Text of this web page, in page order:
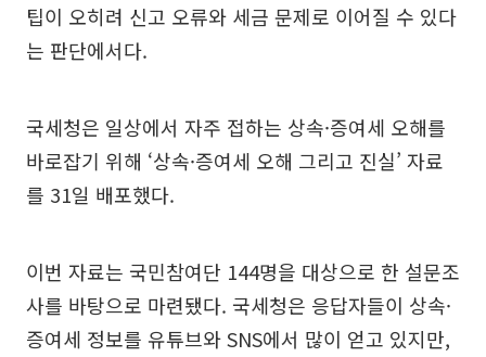
팁이 오히려 신고 오류와 세금 문제로 이어질 수 있다
는 판단에서다.
국세청은 일상에서 자주 접하는 상속·증여세 오해를
바로잡기 위해 ‘상속·증여세 오해 그리고 진실’ 자료
를 31일 배포했다.
이번 자료는 국민참여단 144명을 대상으로 한 설문조
사를 바탕으로 마련됐다. 국세청은 응답자들이 상속·
증여세 정보를 유튜브와 SNS에서 많이 얻고 있지만,